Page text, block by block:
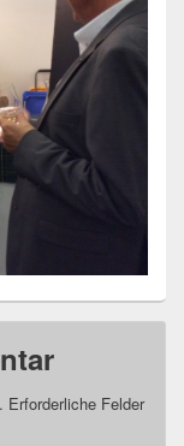
Erforderliche Felder